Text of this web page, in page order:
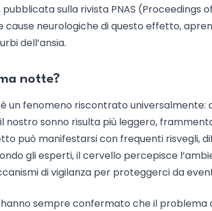
pubblicata sulla rivista PNAS
cause neurologiche di questo effetto,
dell’ansia.
notte?
un fenomeno riscontrato
nostro sonno risulta più leggero,
può manifestarsi con frequenti risvegli,
gli esperti, il cervello percepisce
di vigilanza per proteggerci da
sempre confermato che il problema